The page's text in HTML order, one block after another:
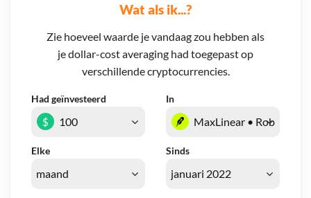
Wat als ik...?
Zie hoeveel waarde je vandaag zou hebben als
je dollar-cost averaging had toegepast op
verschillende cryptocurrencies.
Had geïnvesteerd In
Elke Sinds
$